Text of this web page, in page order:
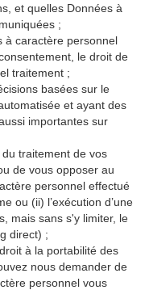
et quelles Données à
;
à caractère personnel
le droit de
traitement ;
basées sur le
et ayant des
importantes sur
traitement de vos
de vous opposer au
personnel effectué
ou (ii) l’exécution d’une
mais sans s'y limiter, le
direct) ;
à la portabilité des
nous demander de
personnel vous